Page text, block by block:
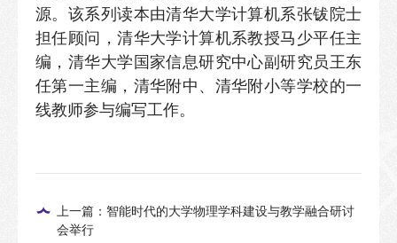
源。该系列读本由清华大学计算机系张钹院士
担任顾问，清华大学计算机系教授马少平任主
编，清华大学国家信息研究中心副研究员王东
任第一主编，清华附中、清华附小等学校的一
线教师参与编写工作。
上一篇：智能时代的大学物理学科建设与教学融合研讨
会举行